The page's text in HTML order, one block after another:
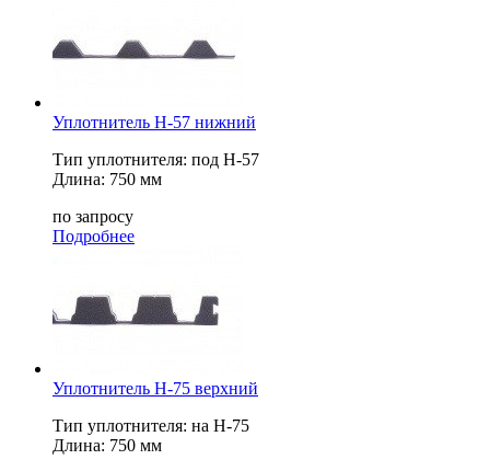
Уплотнитель Н-57 нижний
Тип уплотнителя: под Н-57
Длина: 750 мм
по запросу
Подробнее
Уплотнитель Н-75 верхний
Тип уплотнителя: на Н-75
Длина: 750 мм